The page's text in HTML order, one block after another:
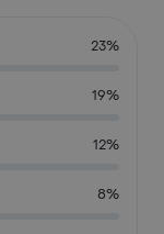
23%
19%
12%
8%